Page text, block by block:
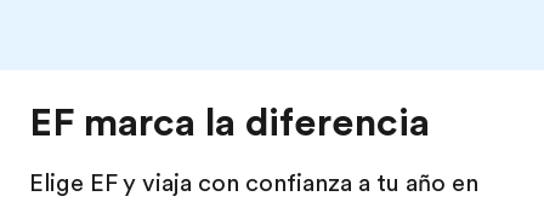
EF marca la diferencia
Elige EF y viaja con confianza a tu año en